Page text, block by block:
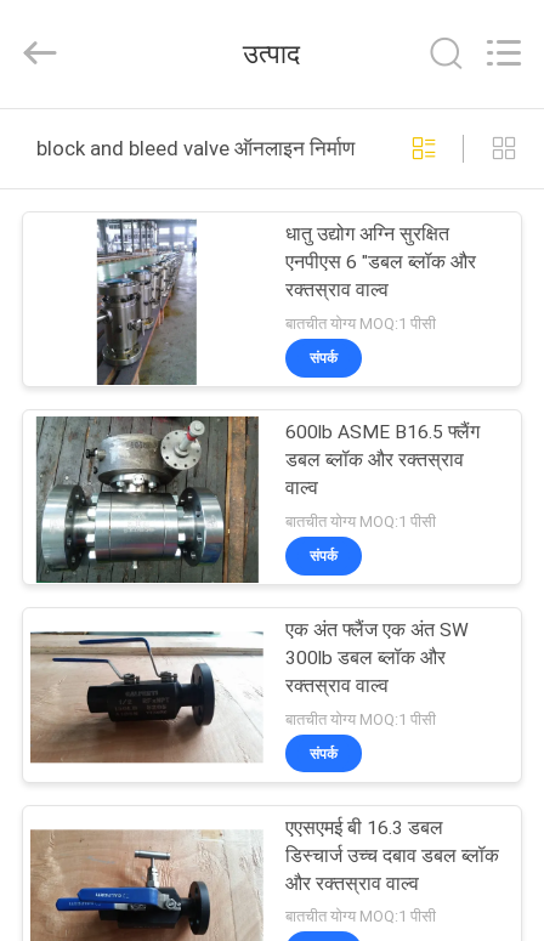
उत्पाद
कारखाने
दौरा
गुणवत्ता
नियंत्रण
हमसे
संपर्क
करें
समाचार
group.
उत्पाद
block and bleed valve ऑनलाइन निर्माण
धातु उद्योग अग्नि सुरक्षित
एनपीएस 6 "डबल ब्लॉक और
रक्तस्राव वाल्व
बातचीत योग्य MOQ:1 पीसी
संपर्क
600lb ASME B16.5 फ्लैंग
डबल ब्लॉक और रक्तस्राव
वाल्व
बातचीत योग्य MOQ:1 पीसी
संपर्क
एक अंत फ्लैंज एक अंत SW
300lb डबल ब्लॉक और
रक्तस्राव वाल्व
बातचीत योग्य MOQ:1 पीसी
संपर्क
एएसएमई बी 16.3 डबल
डिस्चार्ज उच्च दबाव डबल ब्लॉक
और रक्तस्राव वाल्व
बातचीत योग्य MOQ:1 पीसी